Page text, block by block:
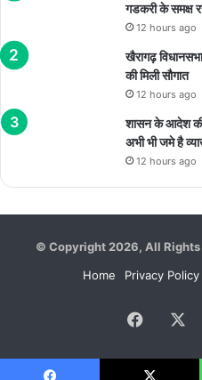
गडकरी के समक्ष
12 hours ago
खैरागढ़
की मिली सौगात
12 hours ago
शासन के आदेश
अभी भी जमे है
12 hours ago
© Copyright 2026, All Rights
Home
Privacy Policy